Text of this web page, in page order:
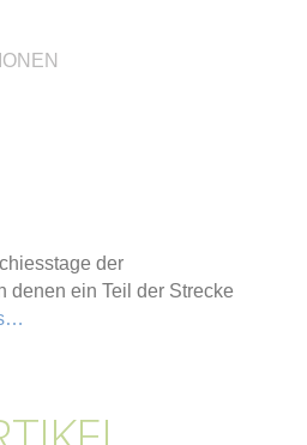
der
denen ein Teil der Strecke